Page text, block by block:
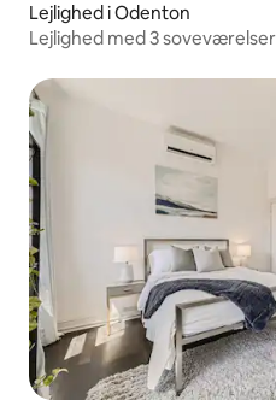
Lejlighed i Odenton
Lejlighed med 3